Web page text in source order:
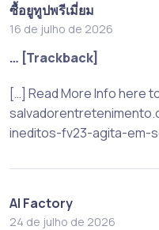
ซื้อยูทูปพรีเมี่ยม
16 de julho de 2026
… [Trackback]
[…] Read More Info here
ineditos-fv23-agita-em-
AI Factory
24 de julho de 2026